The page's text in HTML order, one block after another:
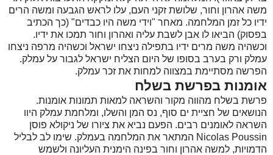
משה אהרון וחור, שלושת זקני העם, עלו לראש הגבעה ומשה הרים
ידיו כל זמן המלחמה. מאחר "וידי משה היו כבדים" (כך הכתיב
בפסוק) הביאו לו אבן לשבת עליה ואהרון וחור תמכו את ידיו.
וכשהיה משה מרים ידיו בתפילה ניצחו ישראל וכשהיה מרפה ניצחו
עמלק ורק בערב בסופו של היום הצליח ישראל לגבור על עמלק.
הפרשה מסתיימת במצווה למחות את זכר עמלק.
אומנות בפרשת בשלח
פרשת בשלח מהווה מקור והשראה למאות תמונות אומנות.
הנושאים של חציית ים סוף, נס המן והשלו, ומלחמת עמלק היוו
השראה לאומנים רבים. הפעם נביא את ציורו של ניקולא פוסן
Nicolas Poussin המתאר את המלחמה בעמלק. שימו לב לבליל
הדמויות, למשה אהרון וחור בפינה הימנית העליונה ולשמש